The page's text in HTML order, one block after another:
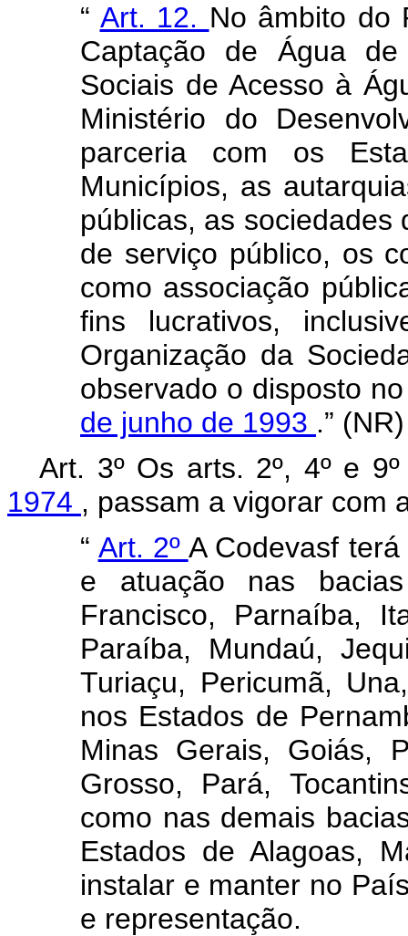
“ Art. 12. No âmbito do
Captação de Água
Sociais de Acesso à
Ministério do
parceria com os
Municípios, as
públicas, as sociedades
de serviço público, os
como associação
fins lucrativos,
Organização da
observado o disposto
de junho de 1993 .” (NR)
Art. 3º Os arts. 2º, 4º e
1974 , passam a vigorar com
“ Art. 2º A Codevasf
e atuação nas
Francisco, Parnaíba,
Paraíba, Mundaú,
Turiaçu, Pericumã,
nos Estados de
Minas Gerais, Goiás,
Grosso, Pará,
como nas demais
Estados de Alagoas,
instalar e manter no
e representação.